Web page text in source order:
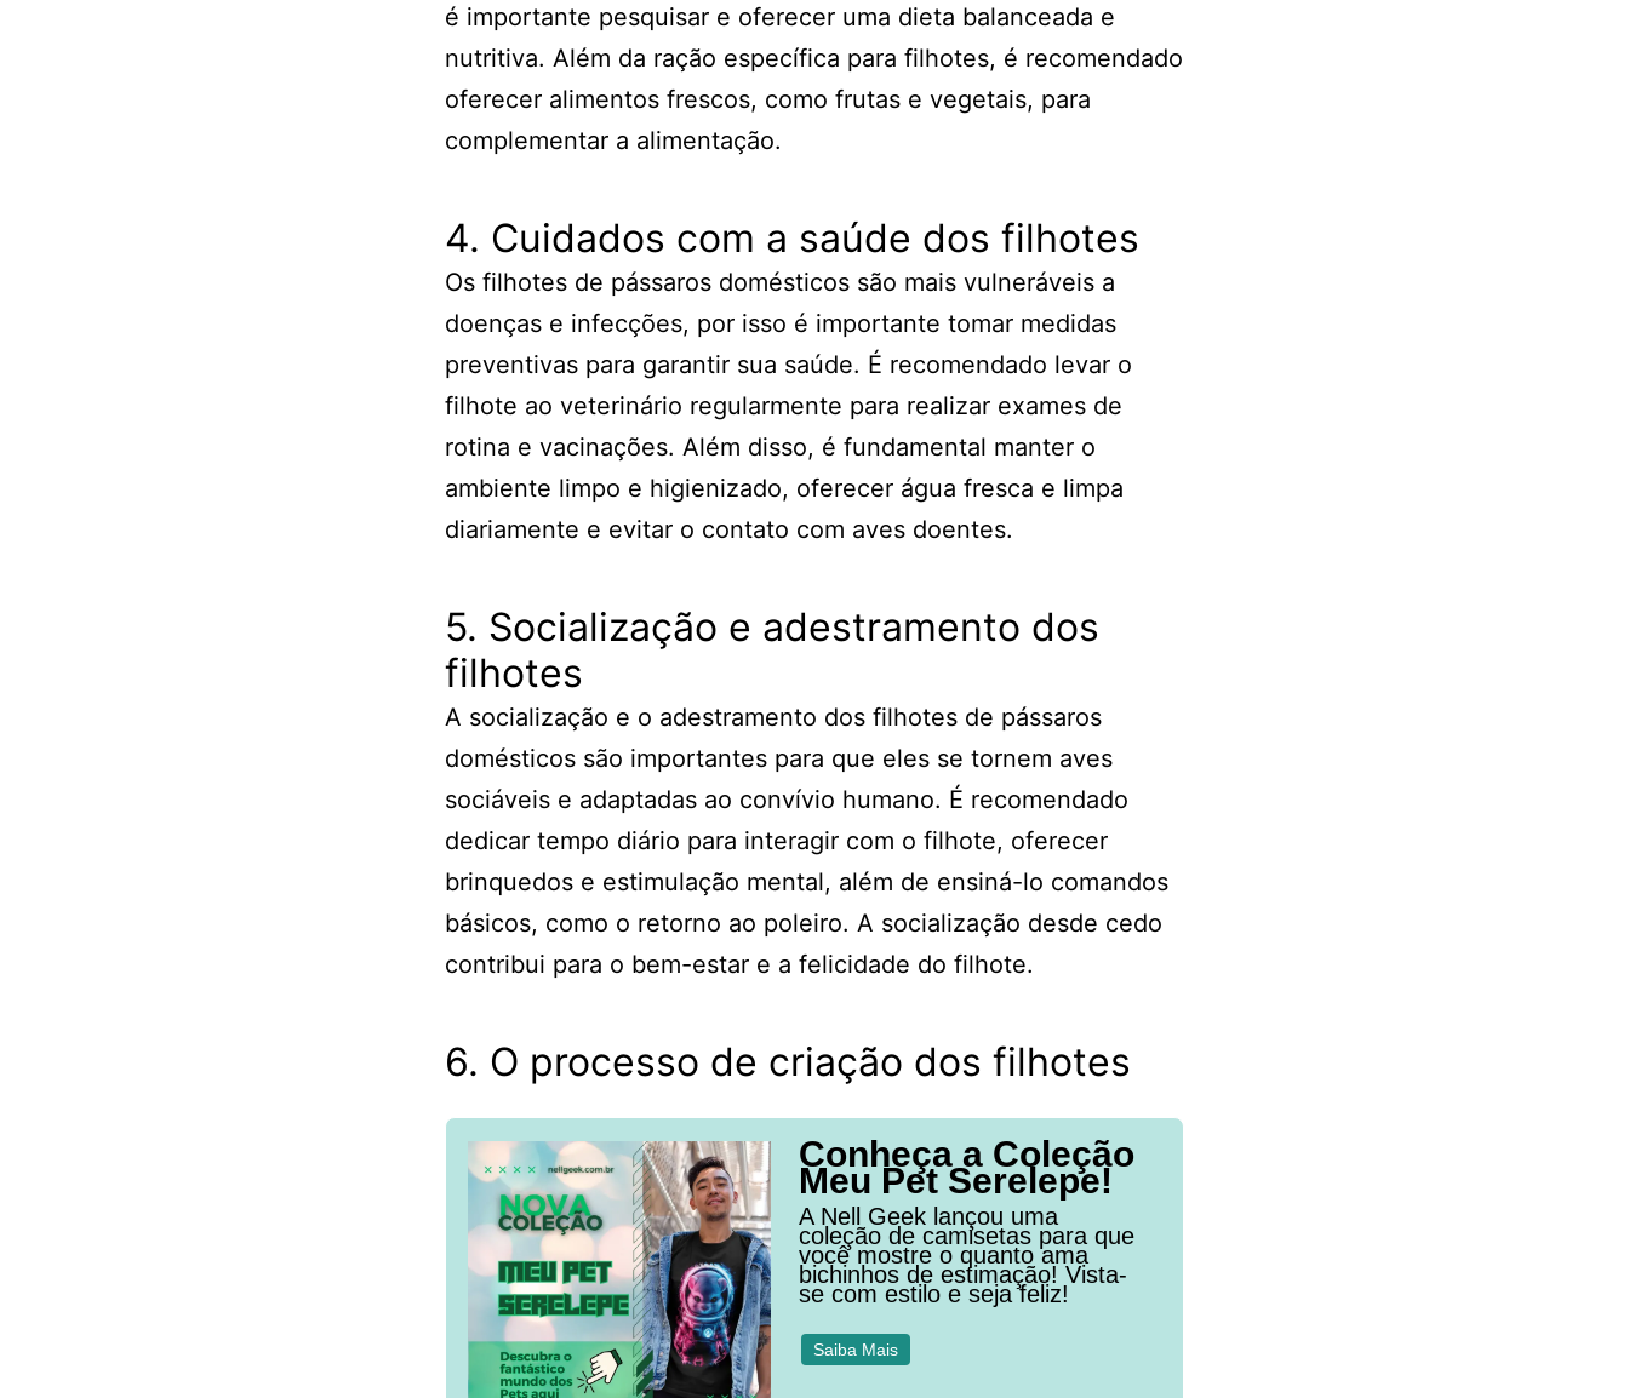
é importante pesquisar e oferecer uma dieta balanceada e
nutritiva. Além da ração específica para filhotes, é recomendado
oferecer alimentos frescos, como frutas e vegetais, para
complementar a alimentação.
4. Cuidados com a saúde dos filhotes
Os filhotes de pássaros domésticos são mais vulneráveis a
doenças e infecções, por isso é importante tomar medidas
preventivas para garantir sua saúde. É recomendado levar o
filhote ao veterinário regularmente para realizar exames de
rotina e vacinações. Além disso, é fundamental manter o
ambiente limpo e higienizado, oferecer água fresca e limpa
diariamente e evitar o contato com aves doentes.
5. Socialização e adestramento dos
filhotes
A socialização e o adestramento dos filhotes de pássaros
domésticos são importantes para que eles se tornem aves
sociáveis e adaptadas ao convívio humano. É recomendado
dedicar tempo diário para interagir com o filhote, oferecer
brinquedos e estimulação mental, além de ensiná-lo comandos
básicos, como o retorno ao poleiro. A socialização desde cedo
contribui para o bem-estar e a felicidade do filhote.
6. O processo de criação dos filhotes
Conheça a Coleção
Meu Pet Serelepe!
A Nell Geek lançou uma
coleção de camisetas para que
você mostre o quanto ama
bichinhos de estimação! Vista-
se com estilo e seja feliz!
Saiba Mais